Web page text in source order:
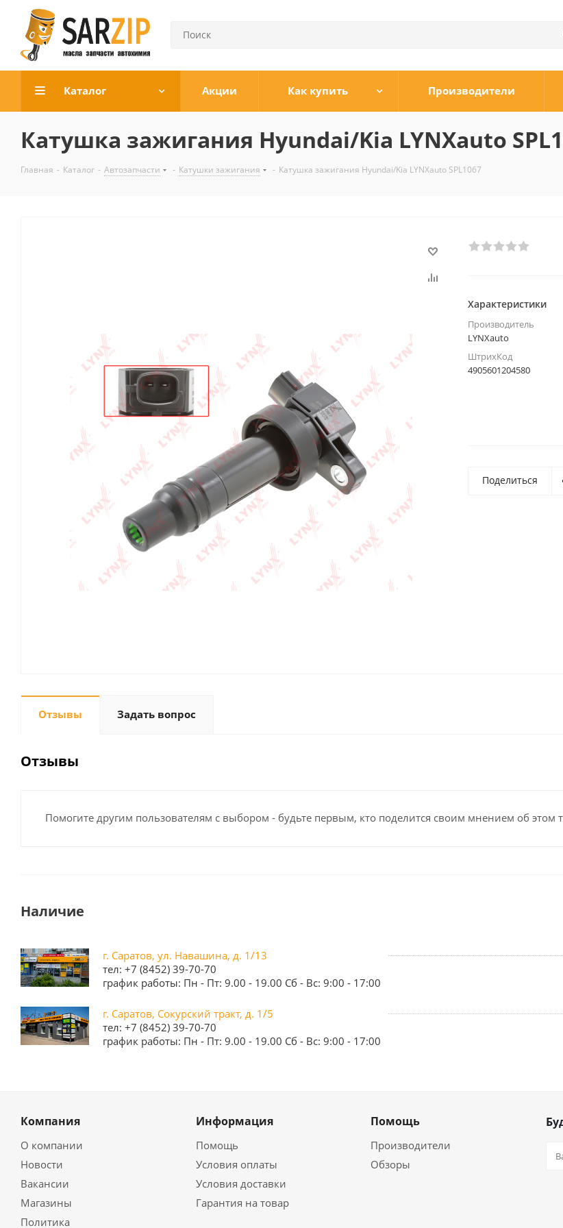
Каталог Акции Как купить Производители
Катушка зажигания Hyundai/Kia LYNXauto
Главная - Каталог - Автозапчасти - Катушки зажигания - Катушка зажигания Hyundai/Kia LYNXauto SPL1067
Характеристики
Производитель
LYNXauto
ШтрихКод
4905601204580
Поделиться
Отзывы Задать вопрос
Отзывы
Помогите другим пользователям с выбором - будьте первым, кто поделится своим мнением об этом
Наличие
г. Саратов, ул. Навашина, д. 1/13
тел: +7 (8452) 39-70-70
график работы: Пн - Пт: 9.00 - 19.00 Сб - Вс: 9:00 - 17:00
г. Саратов, Сокурский тракт, д. 1/5
тел: +7 (8452) 39-70-70
график работы: Пн - Пт: 9.00 - 19.00 Сб - Вс: 9:00 - 17:00
Компания
О компании
Новости
Вакансии
Магазины
Политика
Информация
Помощь
Условия оплаты
Условия доставки
Гарантия на товар
Помощь
Производители
Обзоры